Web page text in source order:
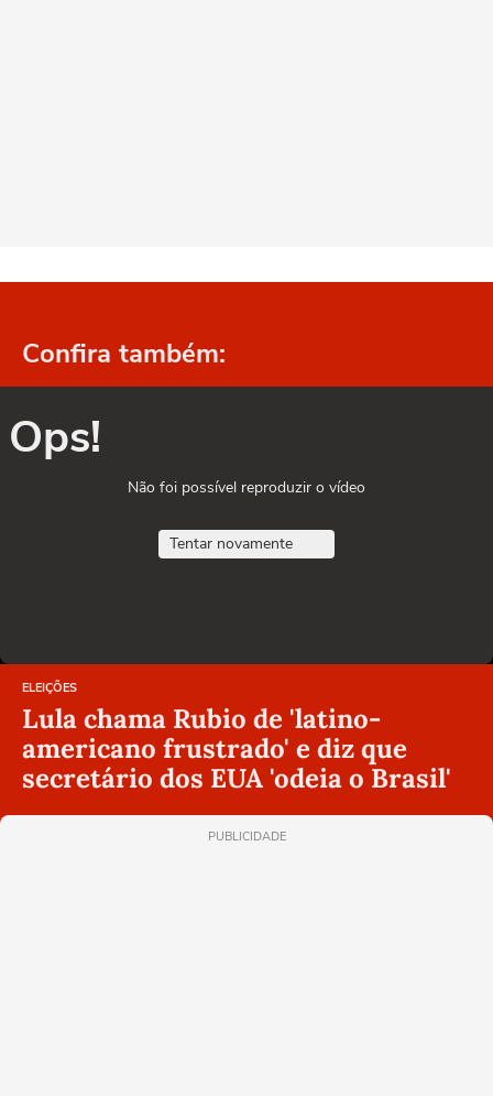
Confira também:
Ops!
Não foi possível reproduzir o vídeo
Tentar novamente
ELEIÇÕES
Lula chama Rubio de 'latino-
americano frustrado' e diz que
secretário dos EUA 'odeia o Brasil'
PUBLICIDADE